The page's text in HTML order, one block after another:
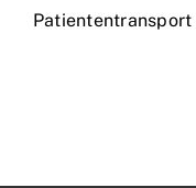
Patiententransport